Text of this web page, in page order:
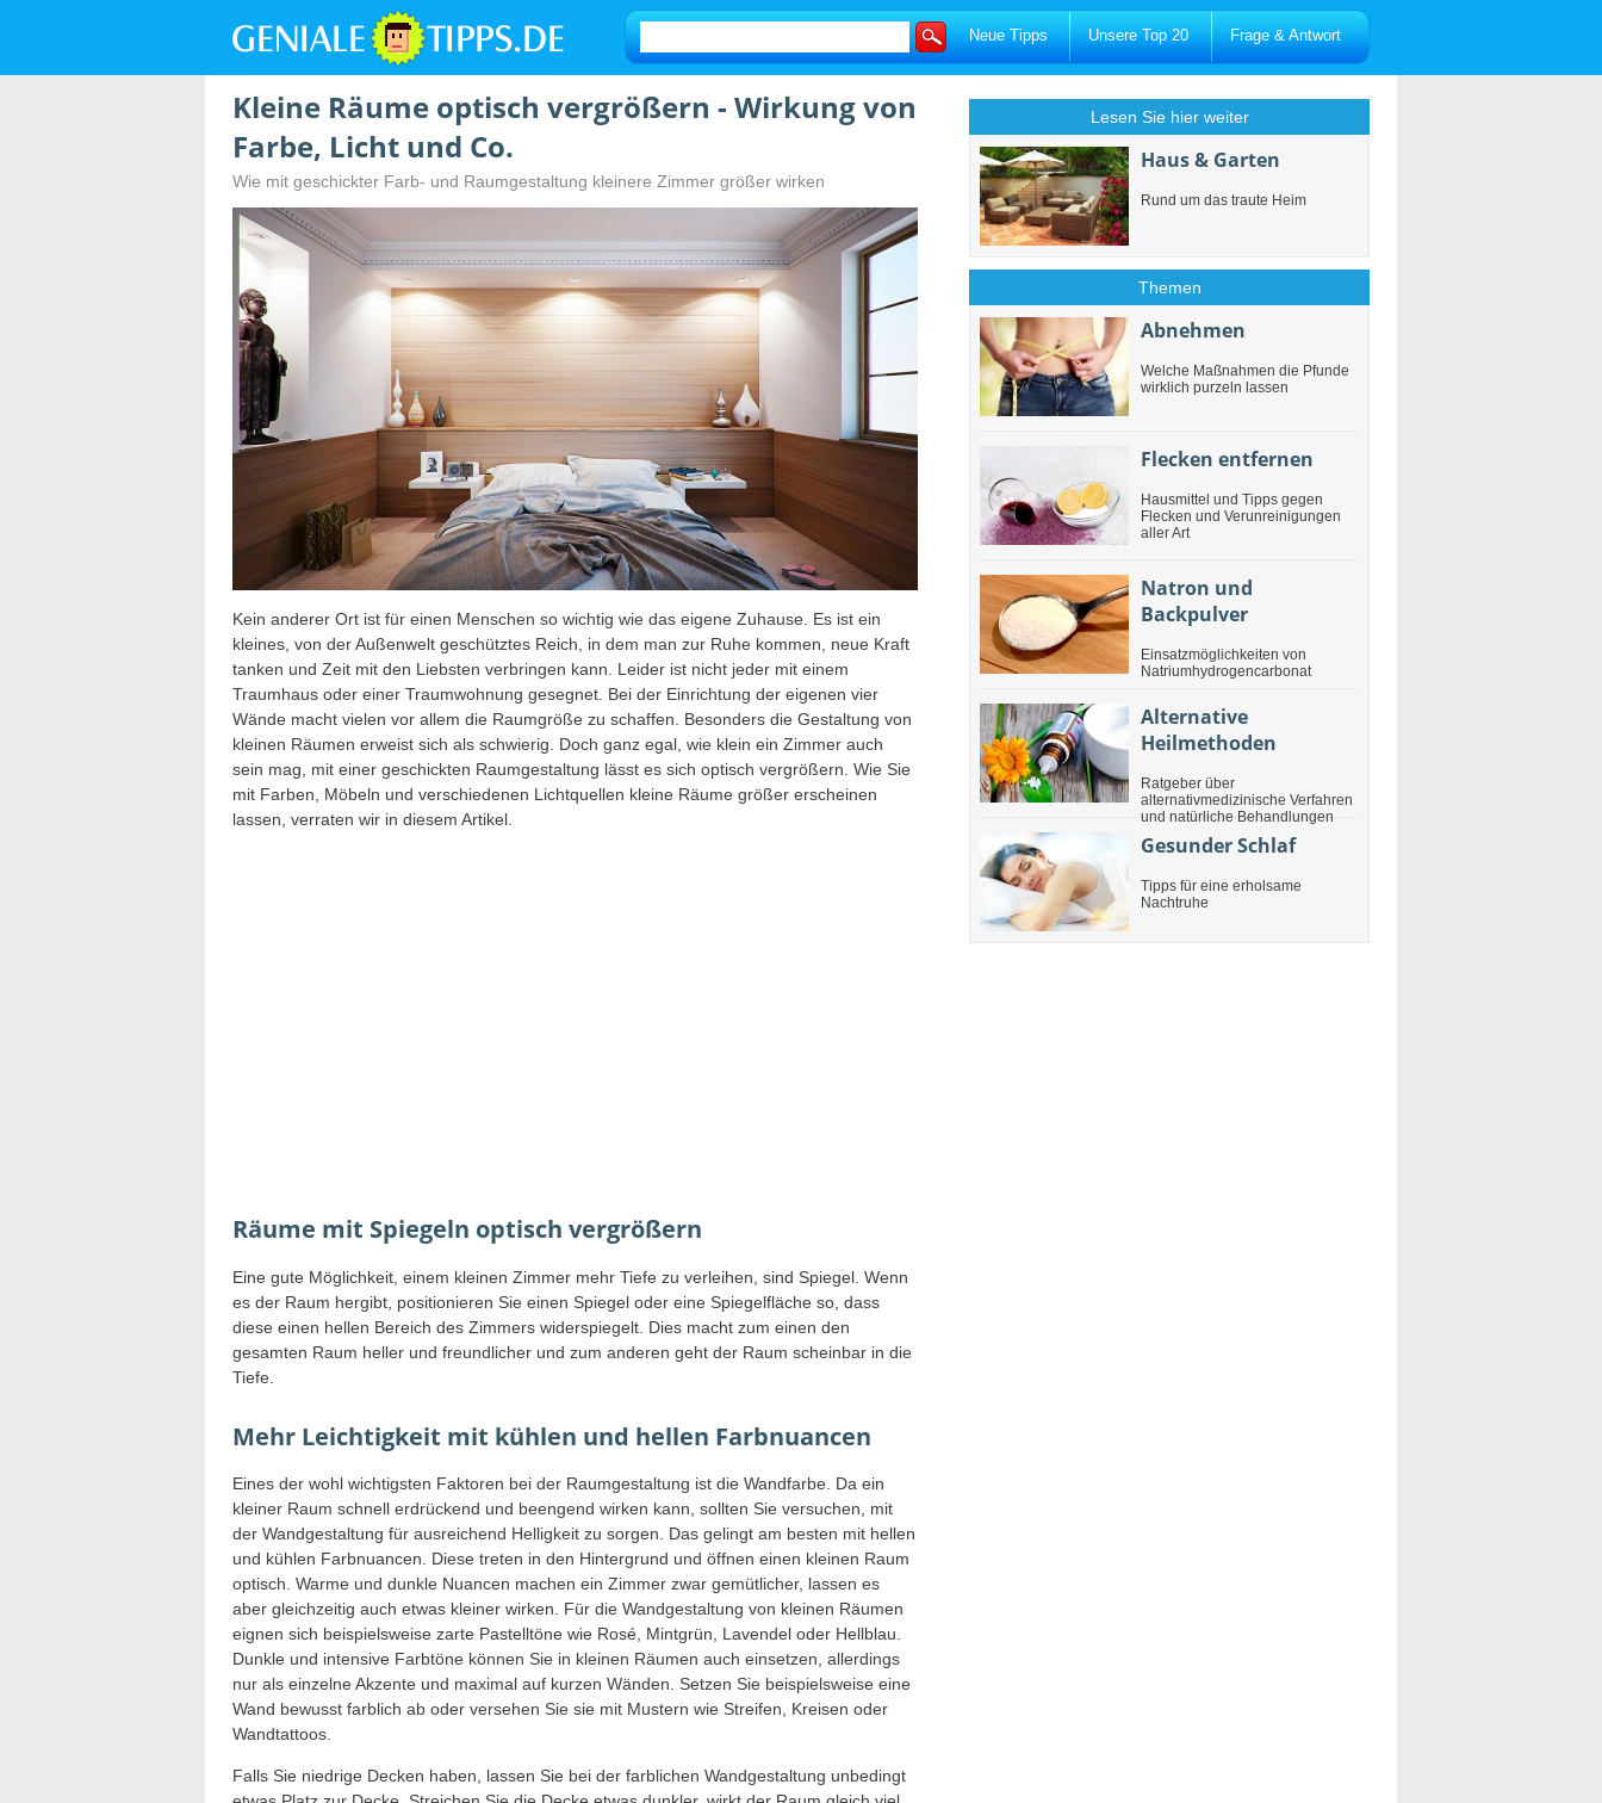
Neue Tipps Unsere Top 20 Frage & Antwort
Kleine Räume optisch vergrößern - Wirkung von
Farbe, Licht und Co.
Wie mit geschickter Farb- und Raumgestaltung kleinere Zimmer größer wirken
Kein anderer Ort ist für einen Menschen so wichtig wie das eigene Zuhause. Es ist ein
kleines, von der Außenwelt geschütztes Reich, in dem man zur Ruhe kommen, neue Kraft
tanken und Zeit mit den Liebsten verbringen kann. Leider ist nicht jeder mit einem
Traumhaus oder einer Traumwohnung gesegnet. Bei der Einrichtung der eigenen vier
Wände macht vielen vor allem die Raumgröße zu schaffen. Besonders die Gestaltung von
kleinen Räumen erweist sich als schwierig. Doch ganz egal, wie klein ein Zimmer auch
sein mag, mit einer geschickten Raumgestaltung lässt es sich optisch vergrößern. Wie Sie
mit Farben, Möbeln und verschiedenen Lichtquellen kleine Räume größer erscheinen
lassen, verraten wir in diesem Artikel.
Räume mit Spiegeln optisch vergrößern
Eine gute Möglichkeit, einem kleinen Zimmer mehr Tiefe zu verleihen, sind Spiegel. Wenn
es der Raum hergibt, positionieren Sie einen Spiegel oder eine Spiegelfläche so, dass
diese einen hellen Bereich des Zimmers widerspiegelt. Dies macht zum einen den
gesamten Raum heller und freundlicher und zum anderen geht der Raum scheinbar in die
Tiefe.
Mehr Leichtigkeit mit kühlen und hellen Farbnuancen
Eines der wohl wichtigsten Faktoren bei der Raumgestaltung ist die Wandfarbe. Da ein
kleiner Raum schnell erdrückend und beengend wirken kann, sollten Sie versuchen, mit
der Wandgestaltung für ausreichend Helligkeit zu sorgen. Das gelingt am besten mit hellen
und kühlen Farbnuancen. Diese treten in den Hintergrund und öffnen einen kleinen Raum
optisch. Warme und dunkle Nuancen machen ein Zimmer zwar gemütlicher, lassen es
aber gleichzeitig auch etwas kleiner wirken. Für die Wandgestaltung von kleinen Räumen
eignen sich beispielsweise zarte Pastelltöne wie Rosé, Mintgrün, Lavendel oder Hellblau.
Dunkle und intensive Farbtöne können Sie in kleinen Räumen auch einsetzen, allerdings
nur als einzelne Akzente und maximal auf kurzen Wänden. Setzen Sie beispielsweise eine
Wand bewusst farblich ab oder versehen Sie sie mit Mustern wie Streifen, Kreisen oder
Wandtattoos.
Falls Sie niedrige Decken haben, lassen Sie bei der farblichen Wandgestaltung unbedingt
Lesen Sie hier weiter
Haus & Garten
Rund um das traute Heim
Themen
Abnehmen
Welche Maßnahmen die Pfunde
wirklich purzeln lassen
Flecken entfernen
Hausmittel und Tipps gegen
Flecken und Verunreinigungen
aller Art
Natron und
Backpulver
Einsatzmöglichkeiten von
Natriumhydrogencarbonat
Alternative
Heilmethoden
Ratgeber über
alternativmedizinische Verfahren
und natürliche Behandlungen
Gesunder Schlaf
Tipps für eine erholsame
Nachtruhe